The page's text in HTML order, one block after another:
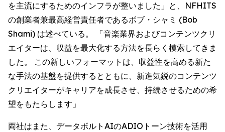
を主流にするためのインフラが整いました」と、NFHITS
の創業者兼最高経営責任者であるボブ・シャミ (Bob
Shami) は述べている。 「音楽業界およびコンテンツクリ
エイターは、収益を最大化する方法を長らく模索してきま
した。 この新しいフォーマットは、収益性を高める新た
な手法の基盤を提供するとともに、新進気鋭のコンテンツ
クリエイターがキャリアを成長させ、持続させるための希
望をもたらします」
両社はまた、データボルトAIのADIOトーン技術を活用